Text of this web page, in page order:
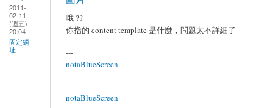
2011-
02-11
(週五)
20:04
固定網
址
哦 ??
你指的 content template 是什麼，問題太不詳細了
---
notaBlueScreen
---
notaBlueScreen